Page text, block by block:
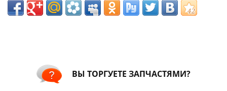
ВЫ ТОРГУЕТЕ ЗАПЧАСТЯМИ?